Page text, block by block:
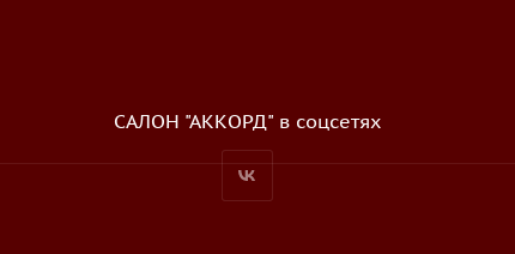
САЛОН "АККОРД" в соцсетях